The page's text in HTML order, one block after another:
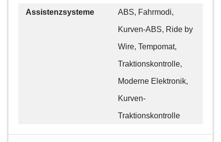
Assistenzsysteme ABS, Fahrmodi,
Kurven-ABS, Ride by
Wire, Tempomat,
Traktionskontrolle,
Moderne Elektronik,
Kurven-
Traktionskontrolle